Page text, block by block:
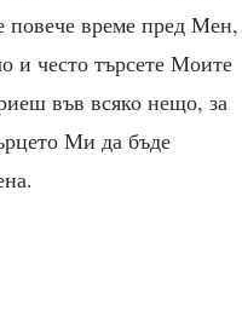
повече време пред Мен,
и често търсете Моите
във всяко нещо, за
Ми да бъде